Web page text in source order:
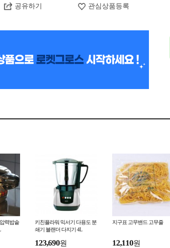
공유하기 관심상품등록
력밥솥
키친플라워 믹서기 다용도 분
쇄기 블랜더 다지기 4L
123,690원
지구표 고무밴드 고무줄
12,110원